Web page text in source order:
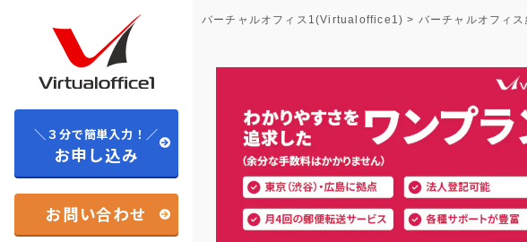
＼３分で簡単入力！／
お申し込み
お問い合わせ
バーチャルオフィス1(Virtualoffice1) > バーチャルオフィス